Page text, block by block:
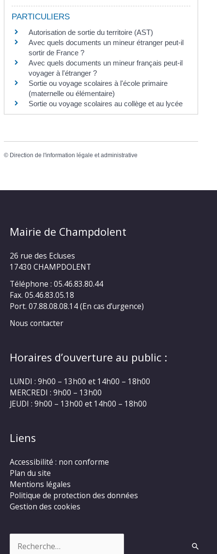
PARTICULIERS
Autorisation de sortie du territoire (AST)
Avec quels documents un mineur étranger peut-il
sortir de France ?
Avec quels documents un mineur français peut-il
voyager à l'étranger ?
Sortie ou voyage scolaires à l'école primaire
(maternelle ou élémentaire)
Sortie ou voyage scolaires au collège et au lycée
© Direction de l'information légale et administrative
Mairie de Champdolent
26 rue des Ecluses
17430 CHAMPDOLENT
Téléphone : 05.46.83.80.44
Fax. 05.46.83.05.18
Port. 07.88.08.08.14 (En cas d’urgence)
Nous contacter
Horaires d’ouverture au public :
LUNDI : 9h00 – 13h00 et 14h00 – 18h00
MERCREDI : 9h00 – 13h00
JEUDI : 9h00 – 13h00 et 14h00 – 18h00
Liens
Accessibilité : non conforme
Plan du site
Mentions légales
Politique de protection des données
Gestion des cookies